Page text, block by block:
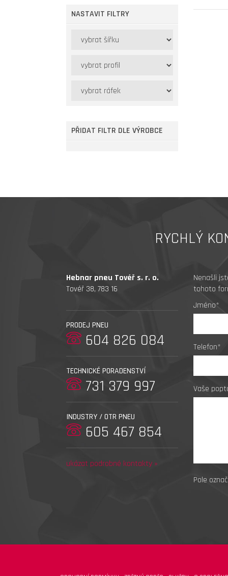
NASTAVIT FILTRY
PŘIDAT FILTR DLE VÝROBCE
RYCHLÝ
Hebnar pneu Tovéř s. r. o.
Tovéř 38, 783 16
PRODEJ PNEU
604 826 084
TECHNICKÉ PORADENSTVÍ
731 379 997
INDUSTRY / OTR PNEU
605 467 854
ukázat podrobné kontakty »
Nenašli
tohoto
Jméno*
Telefon*
Vaše
Pole